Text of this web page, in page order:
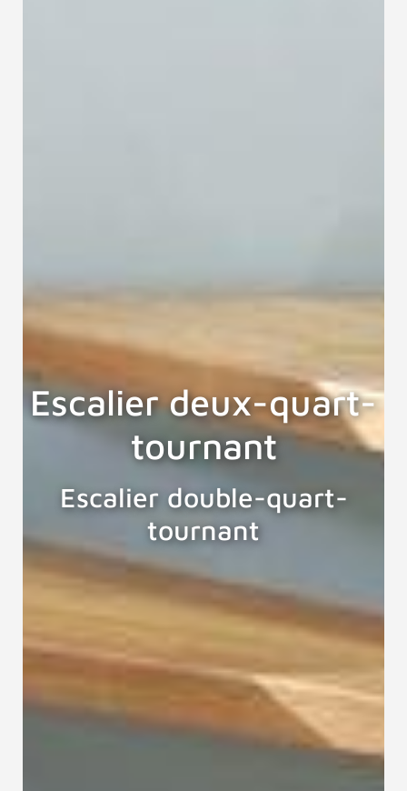
Escalier deux-quart-
tournant
Escalier double-quart-
tournant